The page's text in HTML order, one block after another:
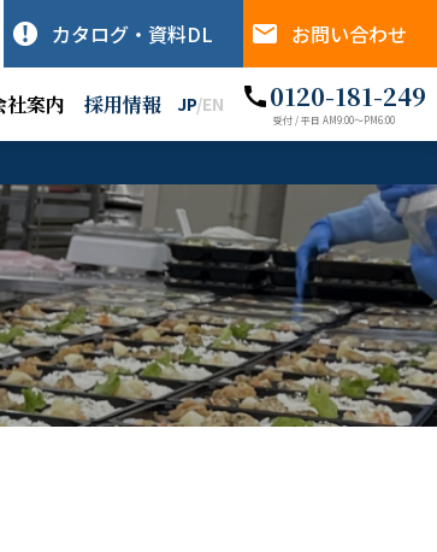
社案内 採用情報 JP/EN 0120-181-249
受付 / 平日 AM9:00〜PM6:00
カタログ・資料DL お問い合わせ